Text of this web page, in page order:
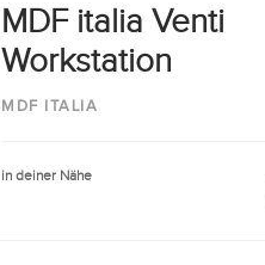
MDF italia Venti
Workstation
MDF ITALIA
in deiner Nähe